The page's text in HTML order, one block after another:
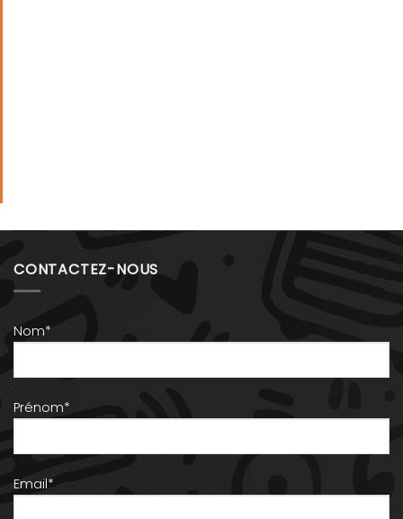
CONTACTEZ-NOUS
Nom*
Prénom*
Email*